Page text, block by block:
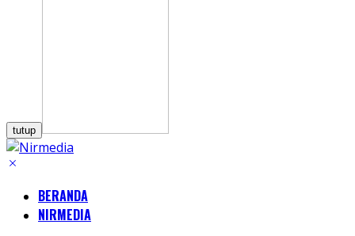
tutup
BERANDA
NIRMEDIA